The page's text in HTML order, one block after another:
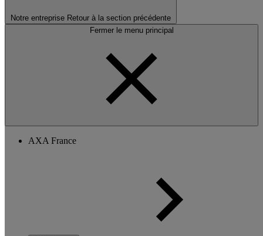
Notre entreprise Retour à la section précédente
Fermer le menu principal
AXA France